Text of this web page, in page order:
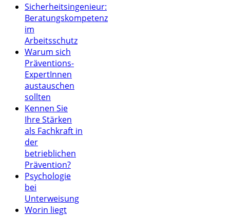
Sicherheitsingenieur:
Beratungskompetenz
im
Arbeitsschutz
Warum sich
Präventions-
ExpertInnen
austauschen
sollten
Kennen Sie
Ihre Stärken
als Fachkraft in
der
betrieblichen
Prävention?
Psychologie
bei
Unterweisung
Worin liegt